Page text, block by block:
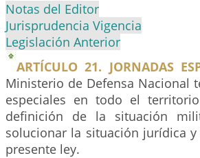
Notas del Editor
Jurisprudencia Vigencia
Legislación Anterior
ARTÍCULO 21. JORNADAS
Ministerio de Defensa Nacional
especiales en todo el
definición de la situación
solucionar la situación jurídica
presente ley.